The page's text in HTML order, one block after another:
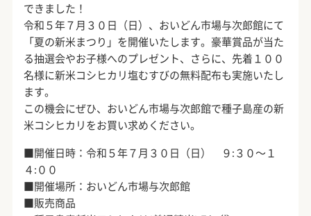
できました！
令和５年７月３０日（日）、おいどん市場与次郎館にて
「夏の新米まつり」を開催いたします。豪華賞品が当た
る抽選会やお子様へのプレゼント、さらに、先着１００
名様に新米コシヒカリ塩むすびの無料配布も実施いたし
ます。
この機会にぜひ、おいどん市場与次郎館で種子島産の新
米コシヒカリをお買い求めください。
■開催日時：令和５年７月３０日（日） ９:３０～１
４:００
■開催場所：おいどん市場与次郎館
■販売商品